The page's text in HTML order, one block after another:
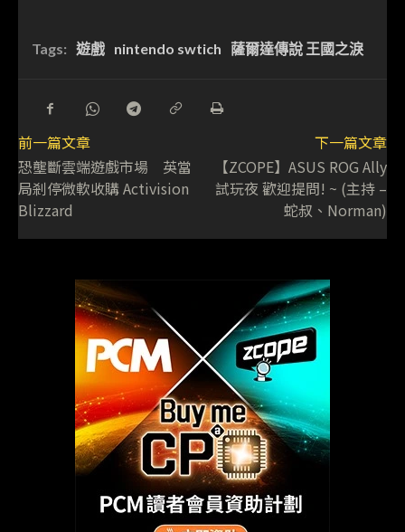
Tags: 遊戲 nintendo swtich 薩爾達傳說 王國之淚
前一篇文章
恐壟斷雲端遊戲市場 英當
局剎停微軟收購 Activision
Blizzard
下一篇文章
【ZCOPE】ASUS ROG Ally
試玩夜 歡迎提問! ~ (主持 –
蛇叔、Norman)